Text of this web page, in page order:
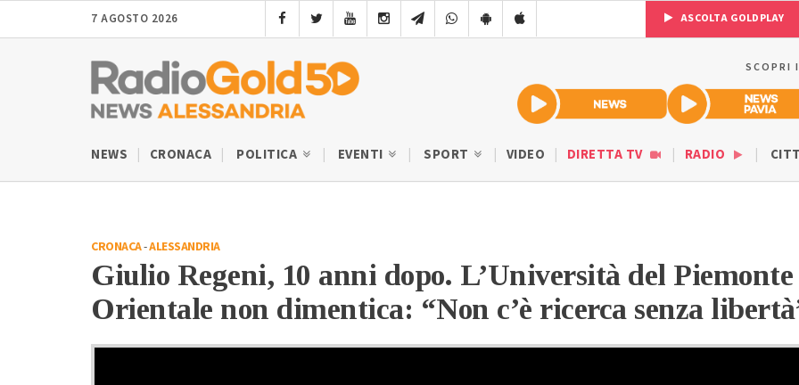
7 AGOSTO 2026 ASCOLTA GOLDPLAY
SCOPRI
NEWS CRONACA POLITICA EVENTI SPORT VIDEO DIRETTA TV RADIO
CRONACA-ALESSANDRIA
Giulio Regeni, 10 anni dopo. L’Università del Piemonte
Orientale non dimentica: “Non c’è ricerca senza